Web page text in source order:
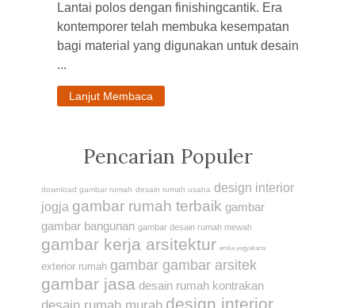
Lantai polos dengan finishingcantik. Era
kontemporer telah membuka kesempatan
bagi material yang digunakan untuk desain
...
Lanjut Membaca
Pencarian Populer
download gambar rumah desain rumah usaha design interior
jogja gambar rumah terbaik gambar
gambar bangunan gambar desain rumah mewah
gambar kerja arsitektur emka yogyakarta
exterior rumah gambar gambar arsitek
gambar jasa desain rumah kontrakan
design interior